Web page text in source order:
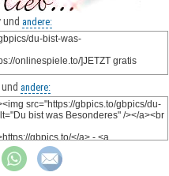
und andere:
andere: